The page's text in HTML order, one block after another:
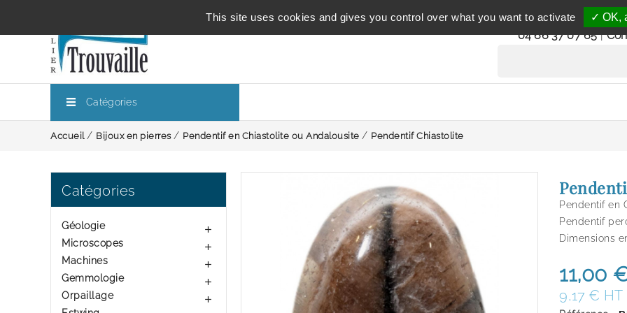
Service clientèle
du lundi au vendredi
04 66 37 07 65|
Catégories
Accueil Bijoux en pierres Pendentif en Chiastolite ou Andalousite Pendentif Chiastolite
Catégories
Géologie 
Microscopes 
Machines 
Gemmologie 
Orpaillage 
Pendentif en
Pendentif
Dimensions
11,00
9,17 € HT
This site uses cookies and gives you control over what you want to activate ✓ OK,